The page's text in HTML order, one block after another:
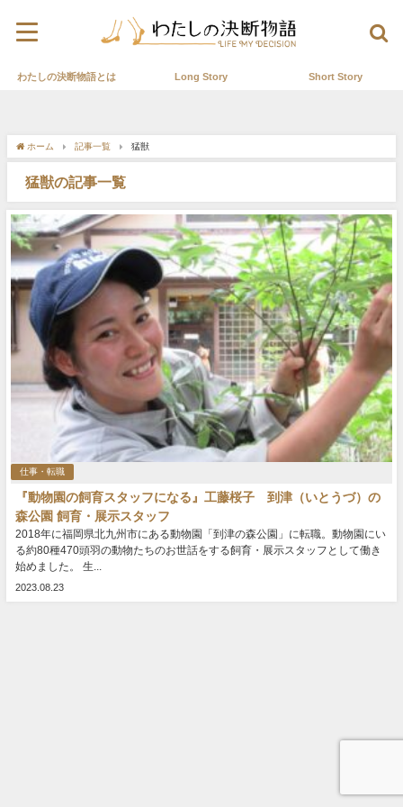
わたしの決断物語とは Long Story Short Story
ホーム 記事一覧 猛獣
猛獣の記事一覧
仕事・転職
『動物園の飼育スタッフになる』工藤桜子 到津（いとうづ）の
森公園 飼育・展示スタッフ
2018年に福岡県北九州市にある動物園「到津の森公園」に転職。動物園にい
る約80種470頭羽の動物たちのお世話をする飼育・展示スタッフとして働き
始めました。 生...
2023.08.23